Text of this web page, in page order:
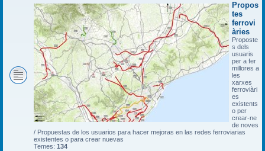
Propos
tes
ferrovi
àries
Proposte
s dels
usuaris
per a fer
millores a
les
xarxes
ferroviàri
es
existents
o per
crear-ne
de noves
/ Propuestas de los usuarios para hacer mejoras en las redes ferroviarias
existentes o para crear nuevas
Temes: 134